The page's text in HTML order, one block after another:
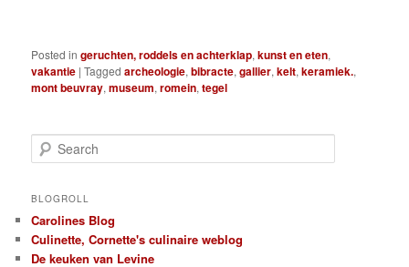
Posted in geruchten, roddels en achterklap,kunst en eten,
vakantie |Tagged archeologie,bibracte,gallier,kelt,keramiek.,
mont beuvray,museum,romein,tegel
e
r
h
BLOGROLL
Carolines Blog
Culinette, Cornette's culinaire weblog
De keuken van Levine